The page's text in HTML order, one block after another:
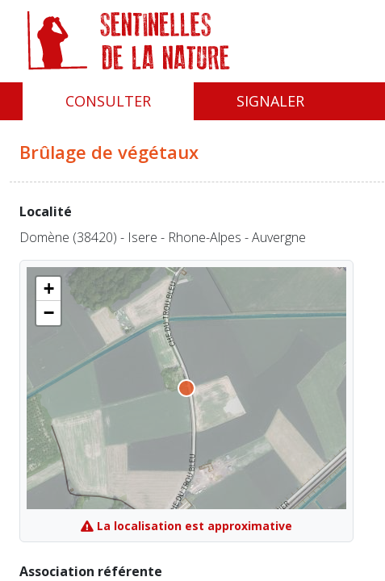
CONSULTER SIGNALER
Brûlage de végétaux
Localité
Domène (38420) - Isere - Rhone-Alpes - Auvergne
+
−
La localisation est approximative
Association référente
Panneau de gestion des cookies